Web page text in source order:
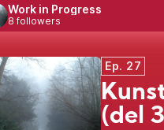
Work in Progress
8 followers
Ep. 27
(del